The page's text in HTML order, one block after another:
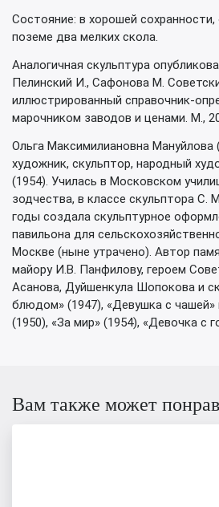
Состояние: в хорошей
поземе два мелких скола.
Аналогичная скульптура
Пелинский И., Сафонова М.
иллюстрированный справочник-
марочником заводов и ценами. М.,
Ольга Максимилиановна Мануйлова
художник, скульптор, народный
(1954). Училась в Московском
зодчества, в классе скульптора С.
годы создала скульптурное
павильона для
Москве (ныне утрачено). Автор
майору И.В. Панфилову, героем
Асанова, Дуйшенкула Шопокова и
блюдом» (1947), «Девушка с чашей»
(1950), «За мир» (1954), «Девочка с
Вам также может